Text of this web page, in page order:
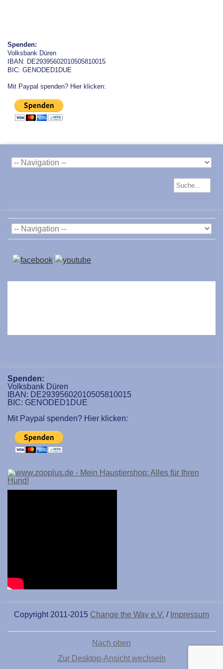
Spenden:
Volksbank Düren
IBAN: DE29395602010505810015
BIC: GENODED1DUE
Mit Paypal spenden? Hier klicken:
Spenden:
Volksbank Düren
IBAN: DE29395602010505810015
BIC: GENODED1DUE
Mit Paypal spenden? Hier klicken:
Copyright 2011-2015 Change the Way e.V. / Impressum
Nach oben
Zur Desktop-Ansicht wechseln